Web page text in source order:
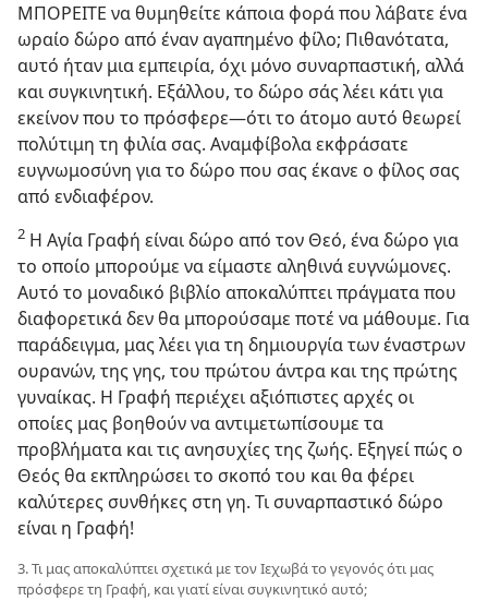
ΜΠΟΡΕΙΤΕ να θυμηθείτε κάποια φορά που λάβατε ένα
ωραίο δώρο από έναν αγαπημένο φίλο; Πιθανότατα,
αυτό ήταν μια εμπειρία, όχι μόνο συναρπαστική, αλλά
και συγκινητική. Εξάλλου, το δώρο σάς λέει κάτι για
εκείνον που το πρόσφερε—ότι το άτομο αυτό θεωρεί
πολύτιμη τη φιλία σας. Αναμφίβολα εκφράσατε
ευγνωμοσύνη για το δώρο που σας έκανε ο φίλος σας
από ενδιαφέρον.
2 Η Αγία Γραφή είναι δώρο από τον Θεό, ένα δώρο για
το οποίο μπορούμε να είμαστε αληθινά ευγνώμονες.
Αυτό το μοναδικό βιβλίο αποκαλύπτει πράγματα που
διαφορετικά δεν θα μπορούσαμε ποτέ να μάθουμε. Για
παράδειγμα, μας λέει για τη δημιουργία των έναστρων
ουρανών, της γης, του πρώτου άντρα και της πρώτης
γυναίκας. Η Γραφή περιέχει αξιόπιστες αρχές οι
οποίες μας βοηθούν να αντιμετωπίσουμε τα
προβλήματα και τις ανησυχίες της ζωής. Εξηγεί πώς ο
Θεός θα εκπληρώσει το σκοπό του και θα φέρει
καλύτερες συνθήκες στη γη. Τι συναρπαστικό δώρο
είναι η Γραφή!
3. Τι μας αποκαλύπτει σχετικά με τον Ιεχωβά το γεγονός ότι μας
πρόσφερε τη Γραφή, και γιατί είναι συγκινητικό αυτό;